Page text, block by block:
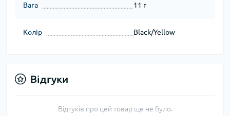
Вага 11 г
Колір Black/Yellow
Відгуки
Відгуків про цей товар ще не було.